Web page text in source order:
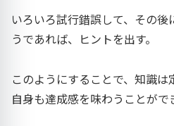
いろいろ試行錯誤して、その
うであれば、ヒントを出す。
このようにすることで、知識
自身も達成感を味わうことがで